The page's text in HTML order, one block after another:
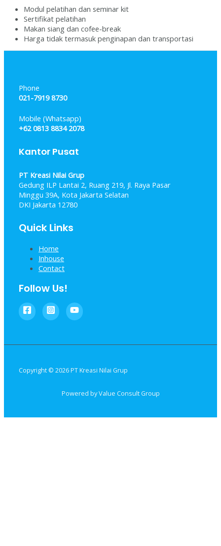
Modul pelatihan dan seminar kit
Sertifikat pelatihan
Makan siang dan cofee-break
Harga tidak termasuk penginapan dan transportasi
Phone
021-7919 8730
Mobile (Whatsapp)
+62 0813 8834 2078
Kantor Pusat
PT Kreasi Nilai Grup
Gedung ILP Lantai 2, Ruang 219, Jl. Raya Pasar
Minggu 39A, Kota Jakarta Selatan
DKI Jakarta 12780
Quick Links
Home
Inhouse
Contact
Follow Us!
Copyright © 2026 PT Kreasi Nilai Grup
Powered by Value Consult Group